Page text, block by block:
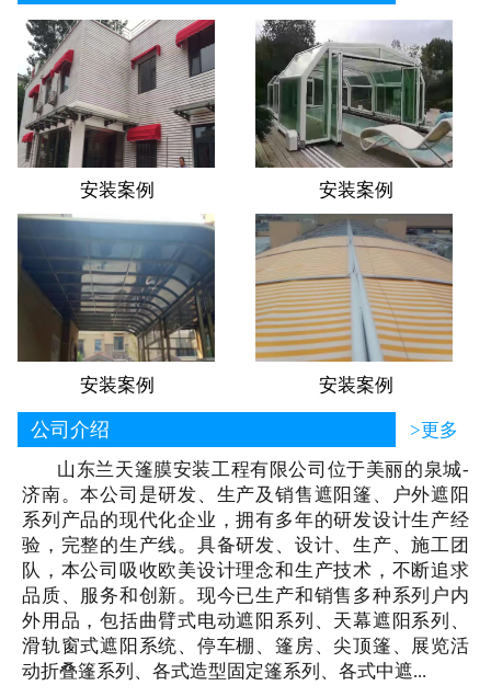
安装案例 安装案例
安装案例 安装案例
公司介绍
>更多
山东兰天篷膜安装工程有限公司位于美丽的泉城-
济南。本公司是研发、生产及销售遮阳篷、户外遮阳
系列产品的现代化企业，拥有多年的研发设计生产经
验，完整的生产线。具备研发、设计、生产、施工团
队，本公司吸收欧美设计理念和生产技术，不断追求
品质、服务和创新。现今已生产和销售多种系列户内
外用品，包括曲臂式电动遮阳系列、天幕遮阳系列、
滑轨窗式遮阳系统、停车棚、篷房、尖顶篷、展览活
动折叠篷系列、各式造型固定篷系列、各式中遮...